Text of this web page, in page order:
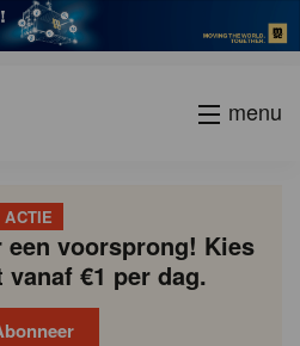
menu
ACTIE
een voorsprong! Kies
€1 per dag.